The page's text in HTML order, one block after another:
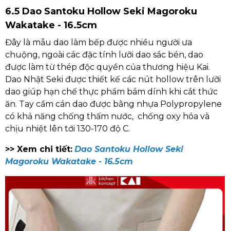
6.5 Dao Santoku Hollow Seki Magoroku
Wakatake - 16.5cm
Đây là mẫu dao làm bếp được nhiều người ưa
chuộng, ngoài các đặc tính lưỡi dao sắc bén, dao
được làm từ thép độc quyền của thương hiệu Kai.
Dao Nhật Seki được thiết kế các nút hollow trên lưỡi
dao giúp hạn chế thực phẩm bám dính khi cắt thức
ăn. Tay cầm cán dao được bằng nhựa Polypropylene
có khả năng chống thấm nước, chống oxy hóa và
chịu nhiệt lên tới 130-170 độ C.
>> Xem chi tiết: Dao Santoku Hollow Seki
Magoroku Wakatake - 16.5cm